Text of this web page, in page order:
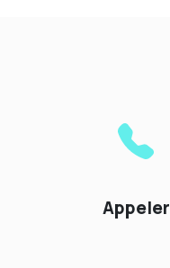
Appeler